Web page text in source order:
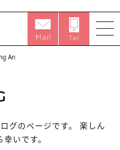
An
グのページです。
楽しん
いです。